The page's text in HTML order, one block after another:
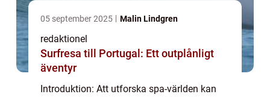
05 september 2025 Malin Lindgren
redaktionel
Surfresa till Portugal: Ett outplånligt
äventyr
Introduktion: Att utforska spa-världen kan